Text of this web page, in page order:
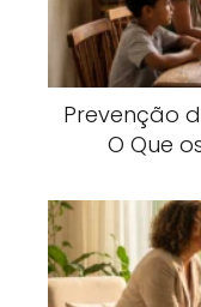
Prevenção
O Que